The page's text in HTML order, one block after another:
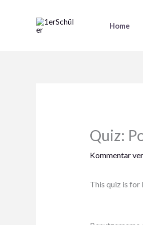
Home
Quiz:
Kommentar
This quiz is for